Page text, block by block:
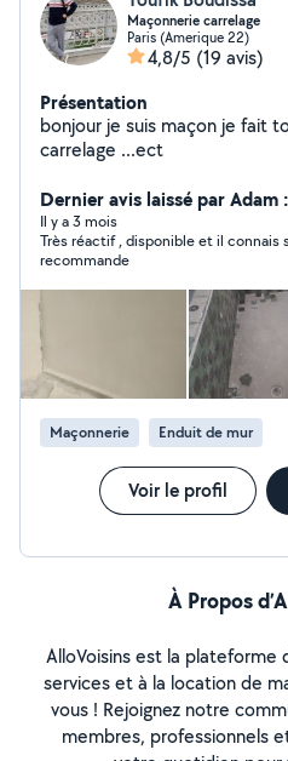
Maçonnerie carrelage
Paris (Amerique 22)
4,8/5 (19 avis)
Présentation
bonjour je suis maçon je fait
carrelage ...ect
Dernier avis laissé par Adam
Il y a 3 mois
Très réactif , disponible et il connais
recommande
Maçonnerie Enduit de mur
Voir le profil
À Propos
AlloVoisins est la
services et à la location de
vous ! Rejoignez notre
membres, professionnels